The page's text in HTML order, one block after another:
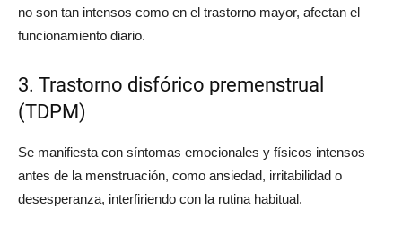
no son tan intensos como en el trastorno mayor, afectan el
funcionamiento diario.
3. Trastorno disfórico premenstrual
(TDPM)
Se manifiesta con síntomas emocionales y físicos intensos
antes de la menstruación, como ansiedad, irritabilidad o
desesperanza, interfiriendo con la rutina habitual.